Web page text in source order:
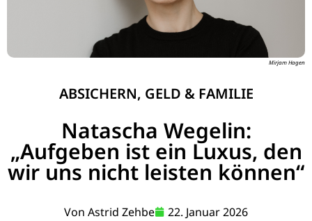
Mirjam Hagen
ABSICHERN, GELD & FAMILIE
Natascha Wegelin:
„Aufgeben ist ein Luxus, den
wir uns nicht leisten können“
Von Astrid Zehbe 22. Januar 2026